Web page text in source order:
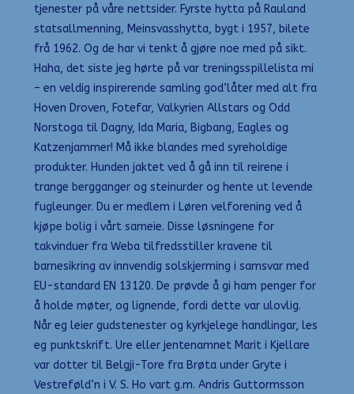
tjenester på våre nettsider. Fyrste hytta på Rauland
statsallmenning, Meinsvasshytta, bygt i 1957, bilete
frå 1962. Og de har vi tenkt å gjøre noe med på sikt.
Haha, det siste jeg hørte på var treningsspillelista mi
– en veldig inspirerende samling god’låter med alt fra
Hoven Droven, Fotefar, Valkyrien Allstars og Odd
Norstoga til Dagny, Ida Maria, Bigbang, Eagles og
Katzenjammer! Må ikke blandes med syreholdige
produkter. Hunden jaktet ved å gå inn til reirene i
trange bergganger og steinurder og hente ut levende
fugleunger. Du er medlem i Løren velforening ved å
kjøpe bolig i vårt sameie. Disse løsningene for
takvinduer fra Weba tilfredsstiller kravene til
barnesikring av innvendig solskjerming i samsvar med
EU-standard EN 13120. De prøvde å gi ham penger for
å holde møter, og lignende, fordi dette var ulovlig.
Når eg leier gudstenester og kyrkjelege handlingar, les
eg punktskrift. Ure eller jentenamnet Marit i Kjellare
var dotter til Belgji-Tore fra Brøta under Gryte i
Vestreføld’n i V. S. Ho vart g.m. Andris Guttormsson